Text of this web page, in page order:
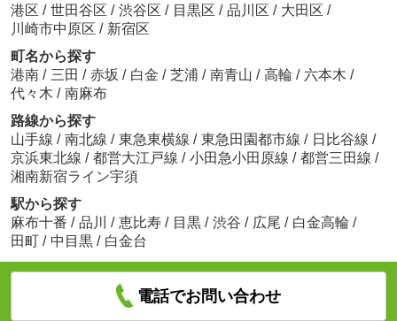
港区 / 世田谷区 / 渋谷区 / 目黒区 / 品川区 / 大田区 /
川崎市中原区 / 新宿区
町名から探す
港南 / 三田 / 赤坂 / 白金 / 芝浦 / 南青山 / 高輪 / 六本木 /
代々木 / 南麻布
路線から探す
山手線 / 南北線 / 東急東横線 / 東急田園都市線 / 日比谷線 /
京浜東北線 / 都営大江戸線 / 小田急小田原線 / 都営三田線 /
湘南新宿ライン宇須
駅から探す
麻布十番 / 品川 / 恵比寿 / 目黒 / 渋谷 / 広尾 / 白金高輪 /
田町 / 中目黒 / 白金台
電話でお問い合わせ